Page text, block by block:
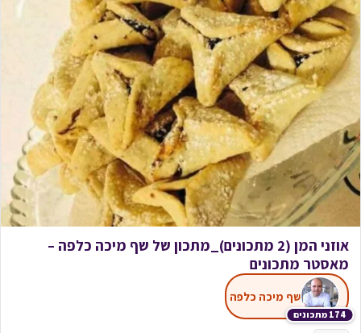
אוזני המן (2 מתכונים)_מתכון של שף מיכה כלפה –
מאסטר מתכונים
174 מתכונים
שף מיכה כלפה